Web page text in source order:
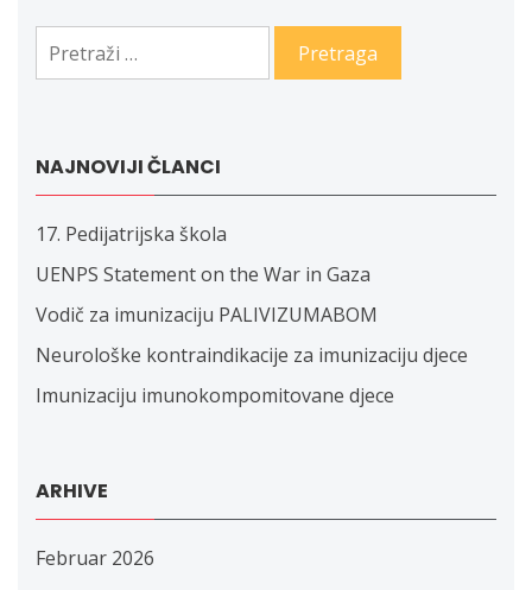
Pretraga:
NAJNOVIJI ČLANCI
17. Pedijatrijska škola
UENPS Statement on the War in Gaza
Vodič za imunizaciju PALIVIZUMABOM
Neurološke kontraindikacije za imunizaciju djece
Imunizaciju imunokompomitovane djece
ARHIVE
Februar 2026